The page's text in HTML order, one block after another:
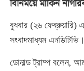
বিনিময়ে মার্কিন
বুধবার (২৬ ফেব্রুয়ারি)
সংবাদমাধ্যম এনডিটিভি।
ডোনাল্ড ট্রাম্প বলেন,